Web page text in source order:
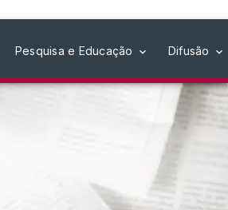
Pesquisa e Educação Difusão